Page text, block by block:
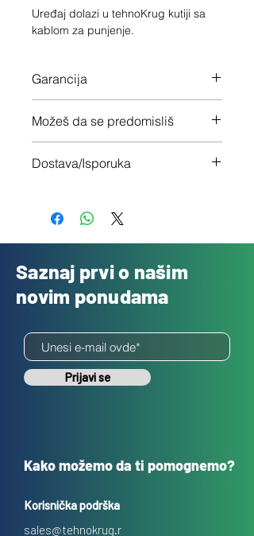
Uređaj dolazi u tehnoKrug kutiji sa
kablom za punjenje.
Garancija
Možeš da se predomisliš
nisi zadovoljan
Dostava/Isporuka
Saznaj prvi o našim
novim ponudama
Prijavi se
Kako možemo da ti pomognemo?
Korisnička podrška
sales@tehnokrug.r